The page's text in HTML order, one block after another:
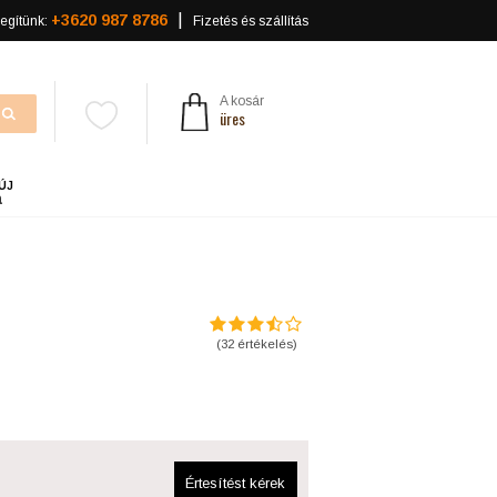
+3620 987 8786 Fizetés és szállítás
A kosár
üres
(32értékelés)
Értesítést kérek